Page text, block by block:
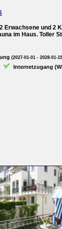
und 2
Haus. Toller
01-01 - 2028-01-15)
Internetzugang (WLAN)